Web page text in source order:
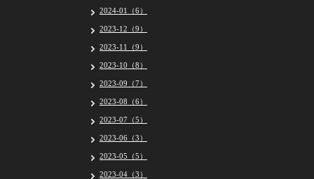
2024-01（6）
2023-12（9）
2023-11（9）
2023-10（8）
2023-09（7）
2023-08（6）
2023-07（5）
2023-06（3）
2023-05（5）
2023-04（3）